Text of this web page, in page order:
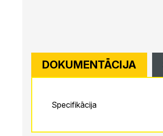
DOKUMENTĀCIJA
Specifikācija